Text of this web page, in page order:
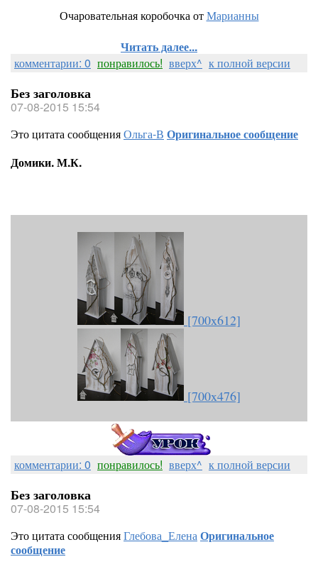
Очаровательная коробочка отМарианны
Читать далее...
комментарии: 0 понравилось! вверх^ к полной версии
Без заголовка
07-08-2015 15:54
Это цитата сообщенияОльга-В Оригинальное сообщение
Домики. М.К.
[700x612]
[700x476]
комментарии: 0 понравилось! вверх^ к полной версии
Без заголовка
07-08-2015 15:54
Это цитата сообщенияГлебова_ЕленаОригинальное
сообщение